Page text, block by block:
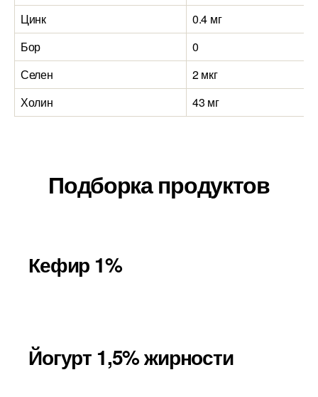
Цинк
0.4 мг
Бор
0
Селен
2 мкг
Холин
43 мг
Подборка продуктов
Кефир 1%
Йогурт 1,5% жирности